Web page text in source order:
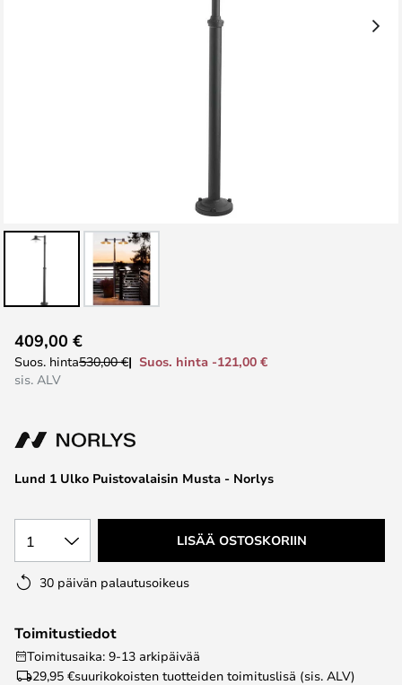
to
the
the
gallery
Lund 1 Ulko Puistovalaisin Musta - Norlys
409,00 €
Suos. hinta530,00 €
Suos. hinta -121,00 €
sis. ALV
1 LISÄÄ OSTOSKORIIN
30 päivän palautusoikeus
Toimitustiedot
Toimitusaika: 9-13 arkipäivää
29,95 €suurikokoisten tuotteiden toimituslisä (sis. ALV)